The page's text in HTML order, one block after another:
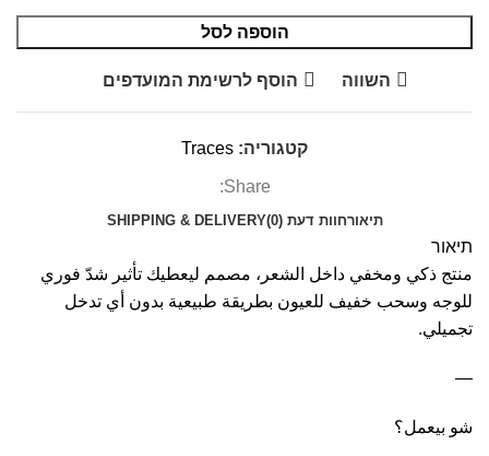
הוספה לסל
השווה הוסף לרשימת המועדפים
קטגוריה: Traces
Share:
תיאורחוות דעת (0) SHIPPING & DELIVERY
תיאור
منتج ذكي ومخفي داخل الشعر، مصمم ليعطيك تأثير شدّ فوري
للوجه وسحب خفيف للعيون بطريقة طبيعية بدون أي تدخل
تجميلي.
—
شو بيعمل؟